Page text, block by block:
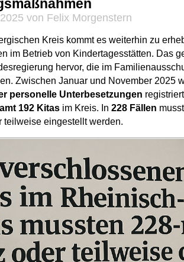
von Felix Morgenstern
Kreis kommt es weiterhin zu
im Betrieb von Kindertagesstätten. Das
hervor, die im
Zwischen Januar und November 2025
personelle Unterbesetzungen
192 Kitas im Kreis. In 228 Fällen
teilweise eingestellt werden.